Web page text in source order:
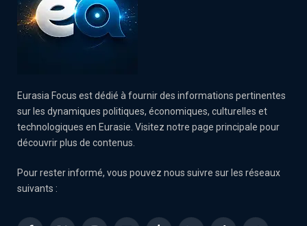
Eurasia Focus est dédié à fournir des informations pertinentes
sur les dynamiques politiques, économiques, culturelles et
technologiques en Eurasie. Visitez notre page principale pour
découvrir plus de contenus.
Pour rester informé, vous pouvez nous suivre sur les réseaux
suivants :